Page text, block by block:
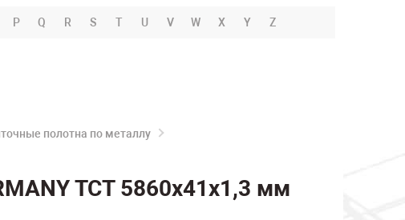
P Q R S T U V W X Y Z
полотна по металлу
TCT 5860х41х1,3 мм